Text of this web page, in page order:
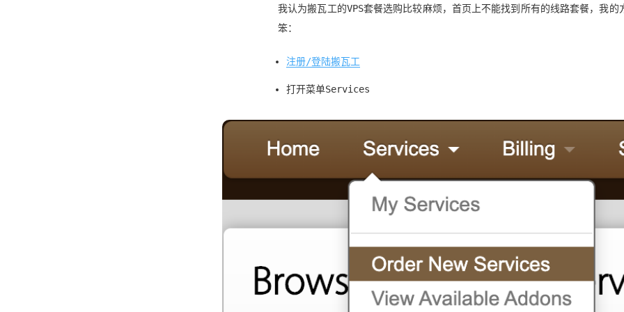
我认为搬瓦工的VPS套餐选购比较麻烦，首页上不能找到所有的线路套餐，我的
笨：
注册/登陆搬瓦工
打开菜单Services